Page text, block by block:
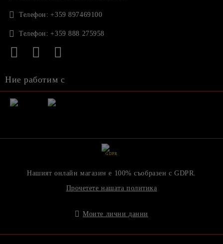
Телефон: +359 897469100
Телефон: +359 888 275958
Ние работим с
GDPR
Нашият онлайн магазин е 100% съобразен с GDPR.
Прочетете нашата политика
Моите лични данни